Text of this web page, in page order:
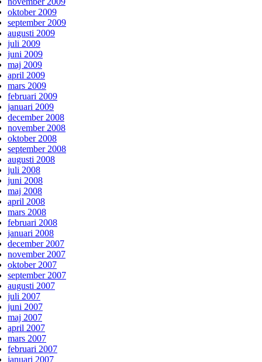
oktober 2009
september 2009
augusti 2009
juli 2009
juni 2009
maj 2009
april 2009
mars 2009
februari 2009
januari 2009
december 2008
november 2008
oktober 2008
september 2008
augusti 2008
juli 2008
juni 2008
maj 2008
april 2008
mars 2008
februari 2008
januari 2008
december 2007
november 2007
oktober 2007
september 2007
augusti 2007
juli 2007
juni 2007
maj 2007
april 2007
mars 2007
februari 2007
januari 2007